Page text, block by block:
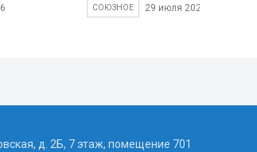
СОЮЗНОЕ 29 июля 2026
д. 2Б, 7 этаж, помещение 701